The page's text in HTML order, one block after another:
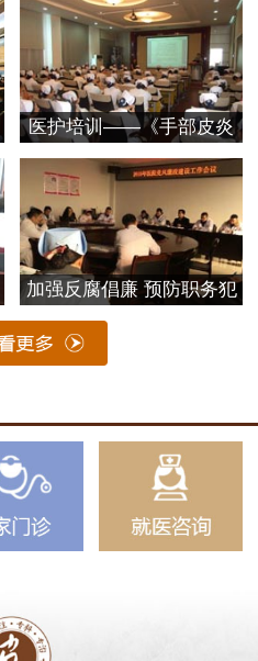
医护培训——《手部皮炎
的
加强反腐倡廉 预防职务犯